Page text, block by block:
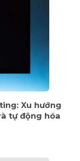
Xu hướng
tự động hóa